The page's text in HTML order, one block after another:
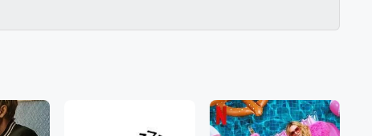
加更版) 20251219(超前探班)20251215(加更版)